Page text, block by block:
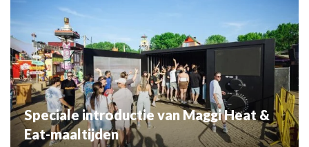
Speciale introductie van Maggi Heat &
Eat-maaltijden